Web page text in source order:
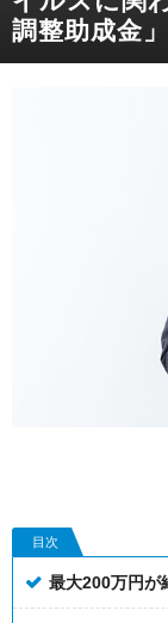
調整助成金
目次
最大200万円が